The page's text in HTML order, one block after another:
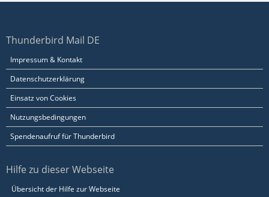
Thunderbird Mail DE
Impressum & Kontakt
Datenschutzerklärung
Einsatz von Cookies
Nutzungsbedingungen
Spendenaufruf für Thunderbird
Hilfe zu dieser Webseite
Übersicht der Hilfe zur Webseite